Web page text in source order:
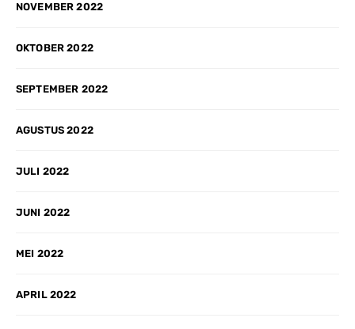
NOVEMBER 2022
OKTOBER 2022
SEPTEMBER 2022
AGUSTUS 2022
JULI 2022
JUNI 2022
MEI 2022
APRIL 2022